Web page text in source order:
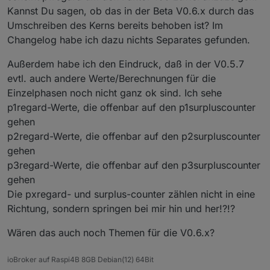
Werte nicht mehr aktualisiert werden. Natürlich
können Sie neue Instanzen von sma-em
Energiezähler.
Auswählbare IP des eigenen Netzwerkgeräts
zum Abhören von Multicast-Nachrichten
Frühere Versionen von sma-em lauschen auf
allen verfügbaren Netzwerkschnittstellen für
Energy Meter-Multicasts. Dies führt zu
Netzwerkschnittstellen mit mehreren IP-
einer typischen Konfiguration eth0 und wlan0
diesem Fall treffen Energy Meter-Multicasts auf
beiden Schnittstellen ein, wodurch die
Nachrichtenrate effektiv verdoppelt und in
Obwohl aus Kompatibilitätsgründen die Option
verfügbar ist, sollte auf jeden Fall eine der
device IP to listen for multicast messages
(pdbjjens) Change: Objects "last_message" and
"TimeTick" were removed
(pdbjjens) New: Support ioBroker discovery
(pdbjjens) New: Detect SMA-EM 1.0 (SUSy 270)
(arteck) New: Detect new SHM 2.0 with SUSy
(ticaki) Fix: Catch interface errors
Kannst Du sagen, ob das in der Beta V0.6.x durch das
Umschreiben des Kerns bereits behoben ist? Im
Changelog habe ich dazu nichts Separates gefunden.
Außerdem habe ich den Eindruck, daß in der V0.5.7
evtl. auch andere Werte/Berechnungen für die
Einzelphasen noch nicht ganz ok sind. Ich sehe
p1regard-Werte, die offenbar auf den p1surpluscounter
gehen
p2regard-Werte, die offenbar auf den p2surpluscounter
gehen
p3regard-Werte, die offenbar auf den p3surpluscounter
gehen
Die pxregard- und surplus-counter zählen nicht in eine
Richtung, sondern springen bei mir hin und her!?!?
Wären das auch noch Themen für die V0.6.x?
ioBroker auf Raspi4B 8GB Debian(12) 64Bit